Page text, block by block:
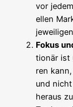
vor
el­len
Fokus
tio­när ist
ren
und
her­aus